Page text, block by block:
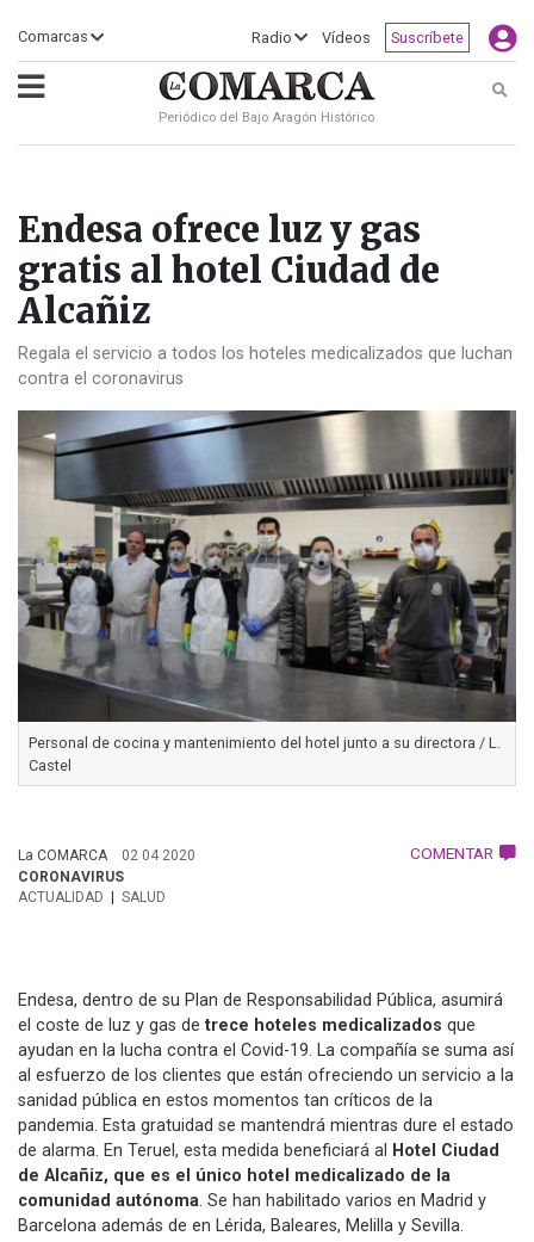
Comarcas Radio Vídeos Suscríbete
Periódico del Bajo Aragón Histórico
Endesa ofrece luz y gas
gratis al hotel Ciudad de
Alcañiz
Regala el servicio a todos los hoteles medicalizados que luchan
contra el coronavirus
Personal de cocina y mantenimiento del hotel junto a su directora / L.
Castel
La COMARCA 02 04 2020 COMENTAR
CORONAVIRUS
ACTUALIDAD
SALUD
Endesa, dentro de su Plan de Responsabilidad Pública, asumirá
el coste de luz y gas de trece hoteles medicalizados que
ayudan en la lucha contra el Covid-19. La compañía se suma así
al esfuerzo de los clientes que están ofreciendo un servicio a la
sanidad pública en estos momentos tan críticos de la
pandemia. Esta gratuidad se mantendrá mientras dure el estado
de alarma. En Teruel, esta medida beneficiará al Hotel Ciudad
de Alcañiz, que es el único hotel medicalizado de la
comunidad autónoma. Se han habilitado varios en Madrid y
Barcelona además de en Lérida, Baleares, Melilla y Sevilla.